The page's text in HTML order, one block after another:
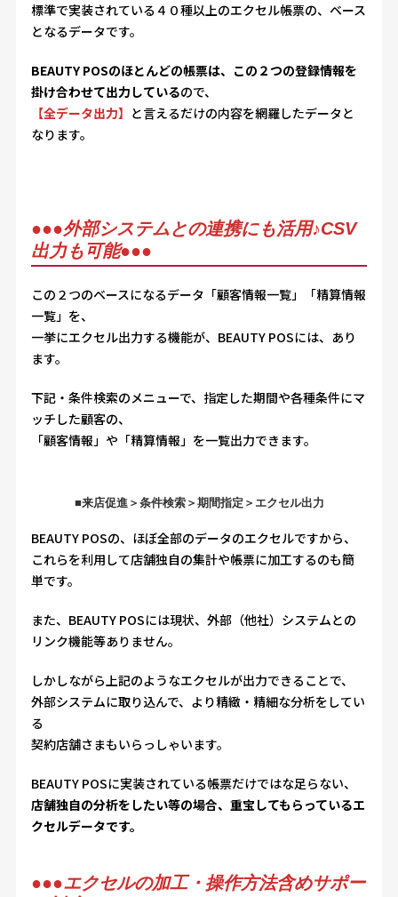
標準で実装されている４０種以上のエクセル帳票の、ベース
となるデータです。
BEAUTY POSのほとんどの帳票は、この２つの登録情報を
掛け合わせて出力しているので、
【全データ出力】 と言えるだけの内容を網羅したデータと
なります。
●●●外部システムとの連携にも活用♪CSV
出力も可能●●●
この２つのベースになるデータ「顧客情報一覧」「精算情報
一覧」を、
一挙にエクセル出力する機能が、BEAUTY POSには、あり
ます。
下記・条件検索のメニューで、指定した期間や各種条件にマ
ッチした顧客の、
「顧客情報」や「精算情報」を一覧出力できます。
■来店促進＞条件検索＞期間指定＞エクセル出力
BEAUTY POSの、ほぼ全部のデータのエクセルですから、
これらを利用して店舗独自の集計や帳票に加工するのも簡
単です。
また、BEAUTY POSには現状、外部（他社）システムとの
リンク機能等ありません。
しかしながら上記のようなエクセルが出力できることで、
外部システムに取り込んで、より精緻・精細な分析をしてい
る
契約店舗さまもいらっしゃいます。
BEAUTY POSに実装されている帳票だけではな足らない、
店舗独自の分析をしたい等の場合、重宝してもらっているエ
クセルデータです。
●●●エクセルの加工・操作方法含めサポー